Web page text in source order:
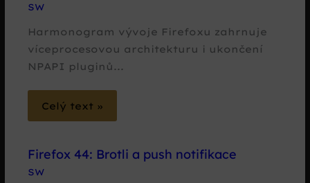
SW
Harmonogram vývoje Firefoxu zahrnuje
víceprocesovou architekturu i ukončení
NPAPI pluginů...
Celý text »
Firefox 44: Brotli a push notifikace
SW